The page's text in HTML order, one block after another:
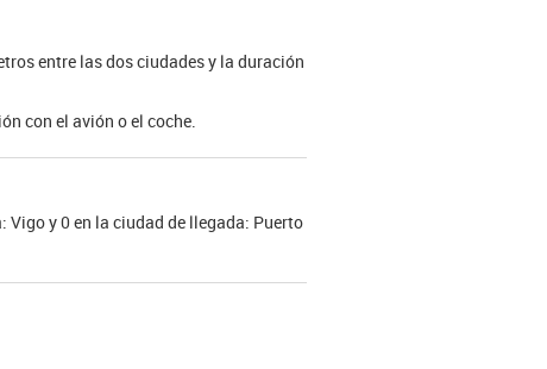
entre las dos ciudades y la duración
con el avión o el coche.
Vigo y 0 en la ciudad de llegada: Puerto